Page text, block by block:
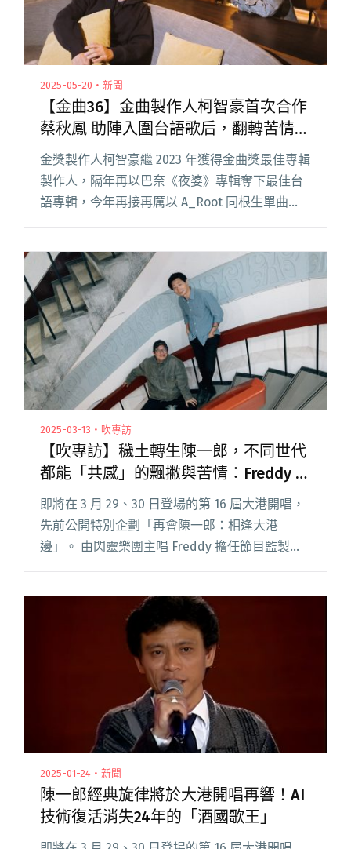
2025-05-20・新聞
【金曲36】金曲製作人柯智豪首次合作
蔡秋鳳 助陣入圍台語歌后，翻轉苦情印
象
金獎製作人柯智豪繼 2023 年獲得金曲獎最佳專輯
製作人，隔年再以巴奈《夜婆》專輯奪下最佳台
語專輯，今年再接再厲以 A_Root 同根生單曲
〈臺灣文蛤Huh？〉提名最佳單曲製作人，同時
功助她闖入本屆閱讀全文 "【金曲36】金曲製作
人柯智豪首次合作蔡秋鳳 助陣入圍台語歌后，翻
轉苦情印象"
2025-03-13・吹專訪
【吹專訪】穢土轉生陳一郎，不同世代
都能「共感」的飄撇與苦情：Freddy ⇋
柯智豪談大港開唱特別企劃
即將在 3 月 29、30 日登場的第 16 屆大港開唱，
先前公開特別企劃「再會陳一郎：相逢大港
邊」。 由閃靈樂團主唱 Freddy 擔任節目監製、
閱讀全文 "【吹專訪】穢土轉生陳一郎，不同世
代都能「共感」的飄撇與苦情：Freddy ⇋ 柯智
豪談大港開唱特別企劃"
2025-01-24・新聞
陳一郎經典旋律將於大港開唱再響！AI
技術復活消失24年的「酒國歌王」